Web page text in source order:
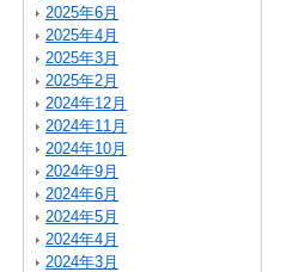
2025年6月
2025年4月
2025年3月
2025年2月
2024年12月
2024年11月
2024年10月
2024年9月
2024年6月
2024年5月
2024年4月
2024年3月